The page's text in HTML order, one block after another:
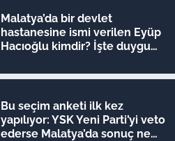
Malatya’da bir devlet
hastanesine ismi verilen Eyüp
Hacıoğlu kimdir? İşte duygu
Bu seçim anketi ilk kez
yapılıyor: YSK Yeni Parti’yi veto
ederse Malatya’da sonuç ne